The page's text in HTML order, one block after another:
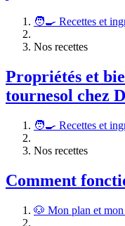
🧑‍🍳 Recettes et
Nos recettes
Propriétés et
tournesol chez
🧑‍🍳 Recettes et
Nos recettes
Comment
🐶 Mon plan et